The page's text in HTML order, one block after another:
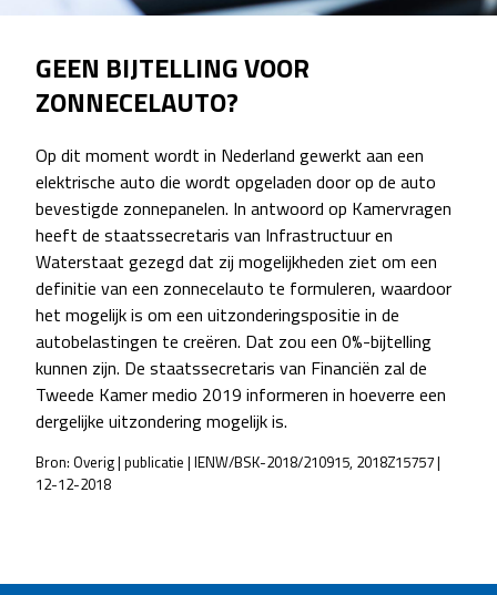
GEEN BIJTELLING VOOR
ZONNECELAUTO?
Op dit moment wordt in Nederland gewerkt aan een
elektrische auto die wordt opgeladen door op de auto
bevestigde zonnepanelen. In antwoord op Kamervragen
heeft de staatssecretaris van Infrastructuur en
Waterstaat gezegd dat zij mogelijkheden ziet om een
definitie van een zonnecelauto te formuleren, waardoor
het mogelijk is om een uitzonderingspositie in de
autobelastingen te creëren. Dat zou een 0%-bijtelling
kunnen zijn. De staatssecretaris van Financiën zal de
Tweede Kamer medio 2019 informeren in hoeverre een
dergelijke uitzondering mogelijk is.
Bron: Overig | publicatie | IENW/BSK-2018/210915, 2018Z15757 |
12-12-2018
NAVIGATION